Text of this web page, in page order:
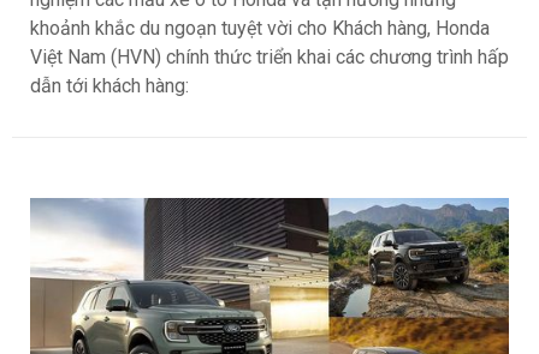
khoảnh khắc du ngoạn tuyệt vời cho Khách hàng, Honda
Việt Nam (HVN) chính thức triển khai các chương trình hấp
dẫn tới khách hàng: